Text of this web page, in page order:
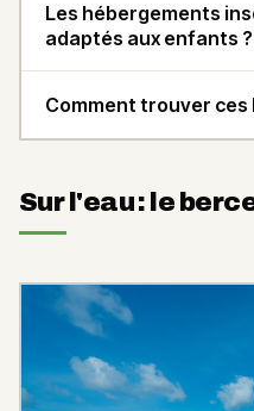
Les hébergements
adaptés aux enfants ?
Comment trouver ces
Sur l'eau : le